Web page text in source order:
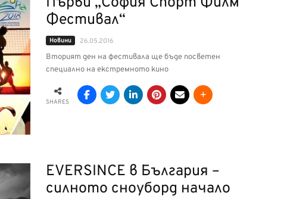
Фестивал“
Новини 26.05.2016
Вторият ден на фестивала ще бъде посветен
специално на екстремното кино
SHARES
EVERSINCE в България –
силното сноуборд начало